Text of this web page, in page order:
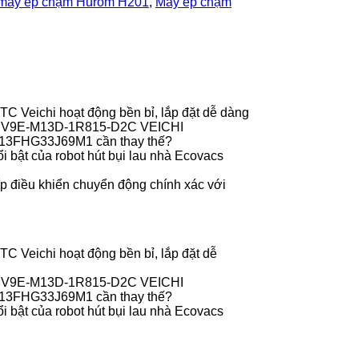
Veichi hoạt động bền bỉ, lắp đặt dễ dàng
M13D-1R815-D2C VEICHI
cần thay thế?
bật của robot hút bụi lau nhà Ecovacs
điều khiển chuyển động chính xác với
Veichi hoạt động bền bỉ, lắp đặt dễ
M13D-1R815-D2C VEICHI
cần thay thế?
bật của robot hút bụi lau nhà Ecovacs